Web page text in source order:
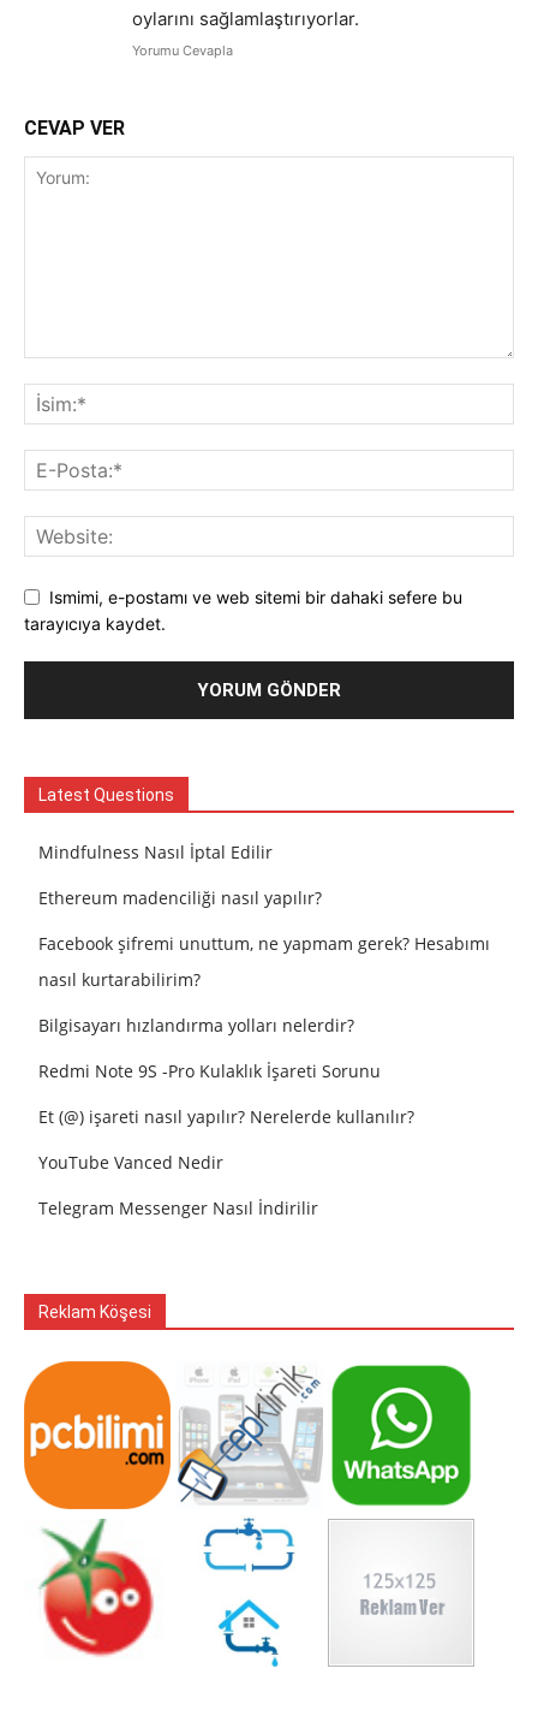
oylarını sağlamlaştırıyorlar.
Yorumu Cevapla
CEVAP VER
Ismimi, e-postamı ve web sitemi bir dahaki sefere bu
tarayıcıya kaydet.
Latest Questions
Mindfulness Nasıl İptal Edilir
Ethereum madenciliği nasıl yapılır?
Facebook şifremi unuttum, ne yapmam gerek? Hesabımı
nasıl kurtarabilirim?
Bilgisayarı hızlandırma yolları nelerdir?
Redmi Note 9S -Pro Kulaklık İşareti Sorunu
Et (@) işareti nasıl yapılır? Nerelerde kullanılır?
YouTube Vanced Nedir
Telegram Messenger Nasıl İndirilir
Reklam Köşesi